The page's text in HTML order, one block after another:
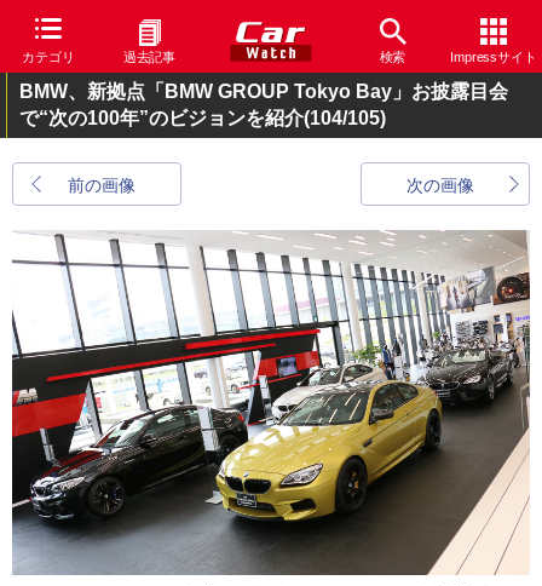
カテゴリ 過去記事 検索 Impressサイト
BMW、新拠点「BMW GROUP Tokyo Bay」お披露目会
で“次の100年”のビジョンを紹介(104/105)
前の画像 次の画像